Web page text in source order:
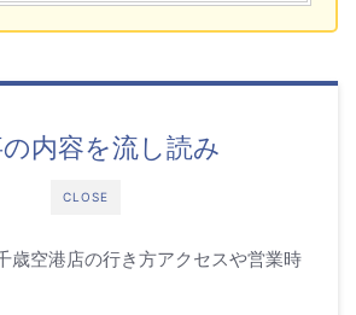
CLOSE
内容を流し読み
歳空港店の行き方アクセスや営業時